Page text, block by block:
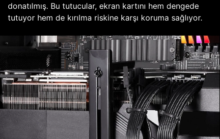
donatılmış. Bu tutucular, ekran kartını hem dengede
tutuyor hem de kırılma riskine karşı koruma sağlıyor.